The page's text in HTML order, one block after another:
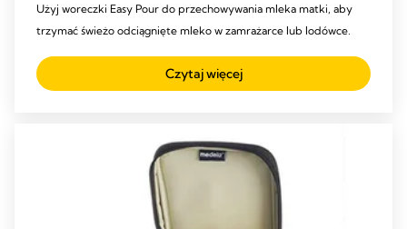
Użyj woreczki Easy Pour do przechowywania mleka matki, aby
trzymać świeżo odciągnięte mleko w zamrażarce lub lodówce.
Czytaj więcej